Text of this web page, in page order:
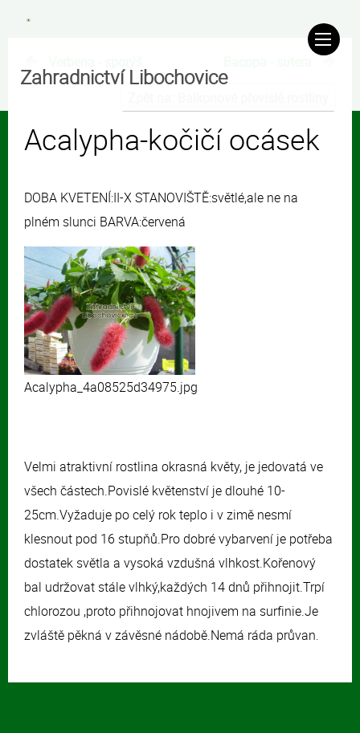
Zahradnictví Libochovice
Acalypha-kočičí ocásek
DOBA KVETENÍ:II-X STANOVIŠTĚ:světlé,ale ne na
plném slunci BARVA:červená
Acalypha_4a08525d34975.jpg
Velmi atraktivní rostlina okrasná květy, je jedovatá ve
všech částech.Povislé květenství je dlouhé 10-
25cm.Vyžaduje po celý rok teplo i v zimě nesmí
klesnout pod 16 stupňů.Pro dobré vybarvení je potřeba
dostatek světla a vysoká vzdušná vlhkost.Kořenový
bal udržovat stále vlhký,každých 14 dnů přihnojit.Trpí
chlorozou ,proto přihnojovat hnojivem na surfinie.Je
zvláště pěkná v závěsné nádobě.Nemá ráda průvan.